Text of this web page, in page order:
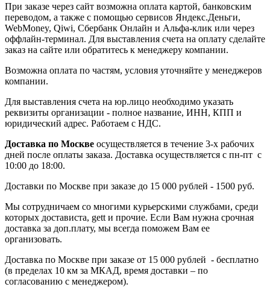
При заказе через сайт возможна оплата картой, банковским
переводом, а также с помощью сервисов Яндекс.Деньги,
WebMoney, Qiwi, Сбербанк Онлайн и Альфа-клик или через
оффлайн-терминал. Для выставления счета на оплату сделайте
заказ на сайте или обратитесь к менеджеру компании.
Возможна оплата по частям, условия уточняйте у менеджеров
компании.
Для выставления счета на юр.лицо необходимо указать
реквизиты организации - полное название, ИНН, КПП и
юридический адрес. Работаем с НДС.
Доставка по Москве осуществляется в течение 3-х рабочих
дней после оплаты заказа. Доставка осуществляется с пн-пт с
10:00 до 18:00.
Доставки по Москве при заказе до 15 000 рублей - 1500 руб.
Мы сотрудничаем со многими курьерскими службами, среди
которых достависта, gett и прочие. Если Вам нужна срочная
доставка за доп.плату, мы всегда поможем Вам ее
организовать.
Доставка по Москве при заказе от 15 000 рублей - бесплатно
(в пределах 10 км за МКАД, время доставки – по
согласованию с менеджером).